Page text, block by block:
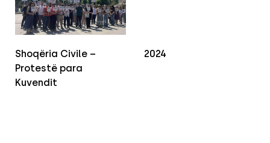
Shoqëria Civile –
Protestë para
Kuvendit
2024